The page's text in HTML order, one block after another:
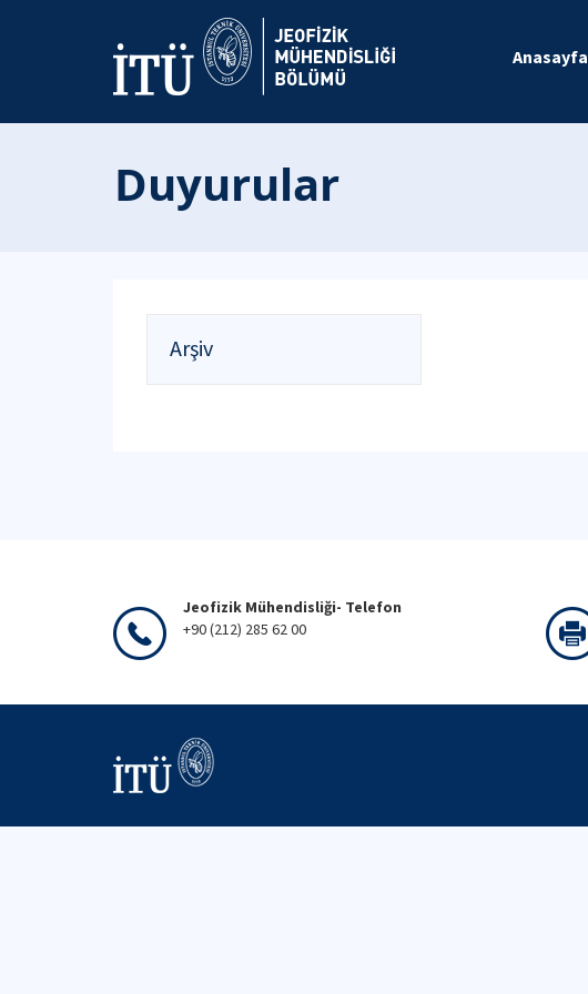
Anasayfa
Duyurular
Arşiv
Jeofizik Mühendisliği- Telefon
+90 (212) 285 62 00